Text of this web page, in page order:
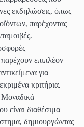
εκδηλώσεις, όπως
παρέχοντας
επιπλέον
για
κριτήρια.
Μοναδικά
είναι διαθέσιμα
δημιουργώντας